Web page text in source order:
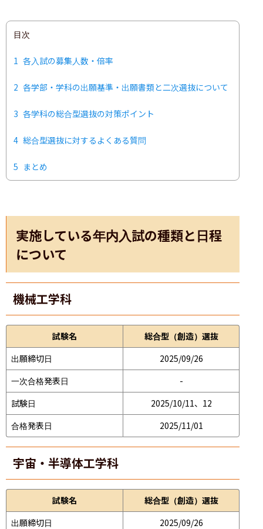
目次
1 各入試の募集人数・倍率
2 各学部・学科の出願基準・出願書類と二次選抜について
3 各学科の総合型選抜の対策ポイント
4 総合型選抜に対するよくある質問
5 まとめ
実施している年内入試の種類と日程
について
機械工学科
試験名
総合型（創造）選抜
出願締切日
2025/09/26
一次合格発表日
-
試験日
2025/10/11、12
合格発表日
2025/11/01
宇宙・半導体工学科
試験名
総合型（創造）選抜
出願締切日
2025/09/26